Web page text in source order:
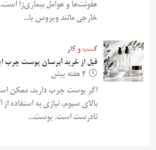
عفونت‌ها و عوامل بیماری‌زا
خارجی مانند ویروس یا...
کسب و کار
قبل از خرید آبرسان پوست چرب
2 هفته پیش
اگر پوست چرب دارید، ممکن
بالای سبوم، نیازی به استفاده
نادرست است. پوست...